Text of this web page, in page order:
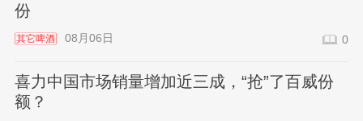
份
其它啤酒 08月06日 0
喜力中国市场销量增加近三成，“抢”了百威份
额？